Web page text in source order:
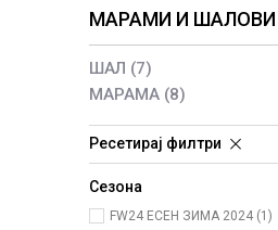
МАРАМИ И ШАЛОВИ
ШАЛ (7)
МАРАМА (8)
Ресетирај филтри
Сезона
FW24 ЕСЕН ЗИМА 2024 (1)